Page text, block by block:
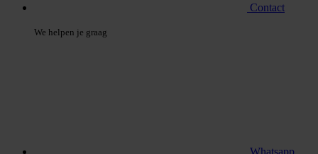
Contact
We helpen je graag
Whatsapp